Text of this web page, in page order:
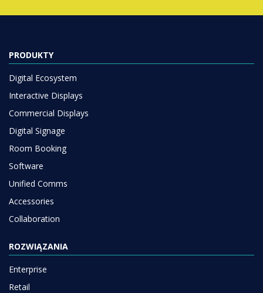
PRODUKTY
Digital Ecosystem
Interactive Displays
Commercial Displays
Digital Signage
Room Booking
Software
Unified Comms
Accessories
Collaboration
ROZWIĄZANIA
Enterprise
Retail